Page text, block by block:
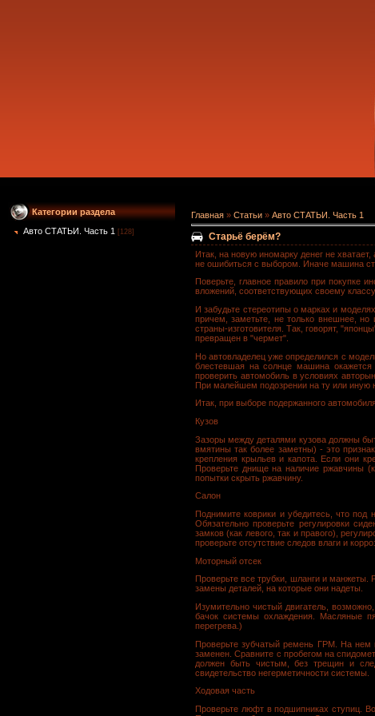
Категории раздела
Авто СТАТЬИ. Часть 1 [128]
Главная » Статьи » Авто СТАТЬИ. Часть 1
Старьё берём?
Итак, на новую иномарку денег не
не ошибиться с выбором. Иначе машина
Поверьте, главное правило при покупке
вложений, соответствующих своему
И забудьте стереотипы о марках и
причем, заметьте, не только внешнее,
страны-изготовителя. Так, говорят,
превращен в "чермет".
Но автовладелец уже определился с
блестевшая на солнце машина
проверить автомобиль в условиях
При малейшем подозрении на ту или иную
Итак, при выборе подержанного
Кузов
Зазоры между деталями кузова должны
вмятины так более заметны) - это
крепления крыльев и капота. Если они
Проверьте днище на наличие ржавчины
попытки скрыть ржавчину.
Салон
Поднимите коврики и убедитесь, что под
Обязательно проверьте регулировки
замков (как левого, так и правого),
проверьте отсутствие следов влаги и
Моторный отсек
Проверьте все трубки, шланги и манжеты.
замены деталей, на которые они надеты.
Изумительно чистый двигатель,
бачок системы охлаждения. Масляные
перегрева.)
Проверьте зубчатый ремень ГРМ. На нем
заменен. Сравните с пробегом на
должен быть чистым, без трещин и
свидетельство негерметичности системы.
Ходовая часть
Проверьте люфт в подшипниках ступиц.